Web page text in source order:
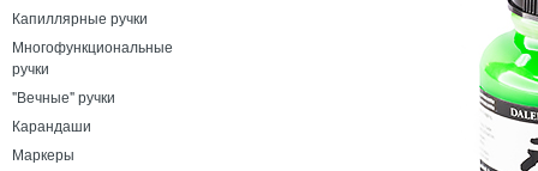
Капиллярные ручки
Многофункциональные
ручки
"Вечные" ручки
Карандаши
Маркеры